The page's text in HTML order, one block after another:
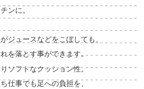
ンに。
ジュースなどをこぼしても、
を落とす事ができます。
ソフトなクッション性。
仕事でも足への負担を、